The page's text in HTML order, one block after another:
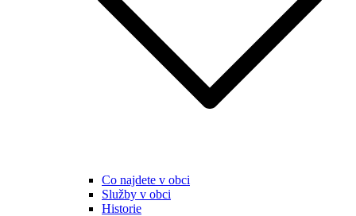
Co najdete v obci
Služby v obci
Historie